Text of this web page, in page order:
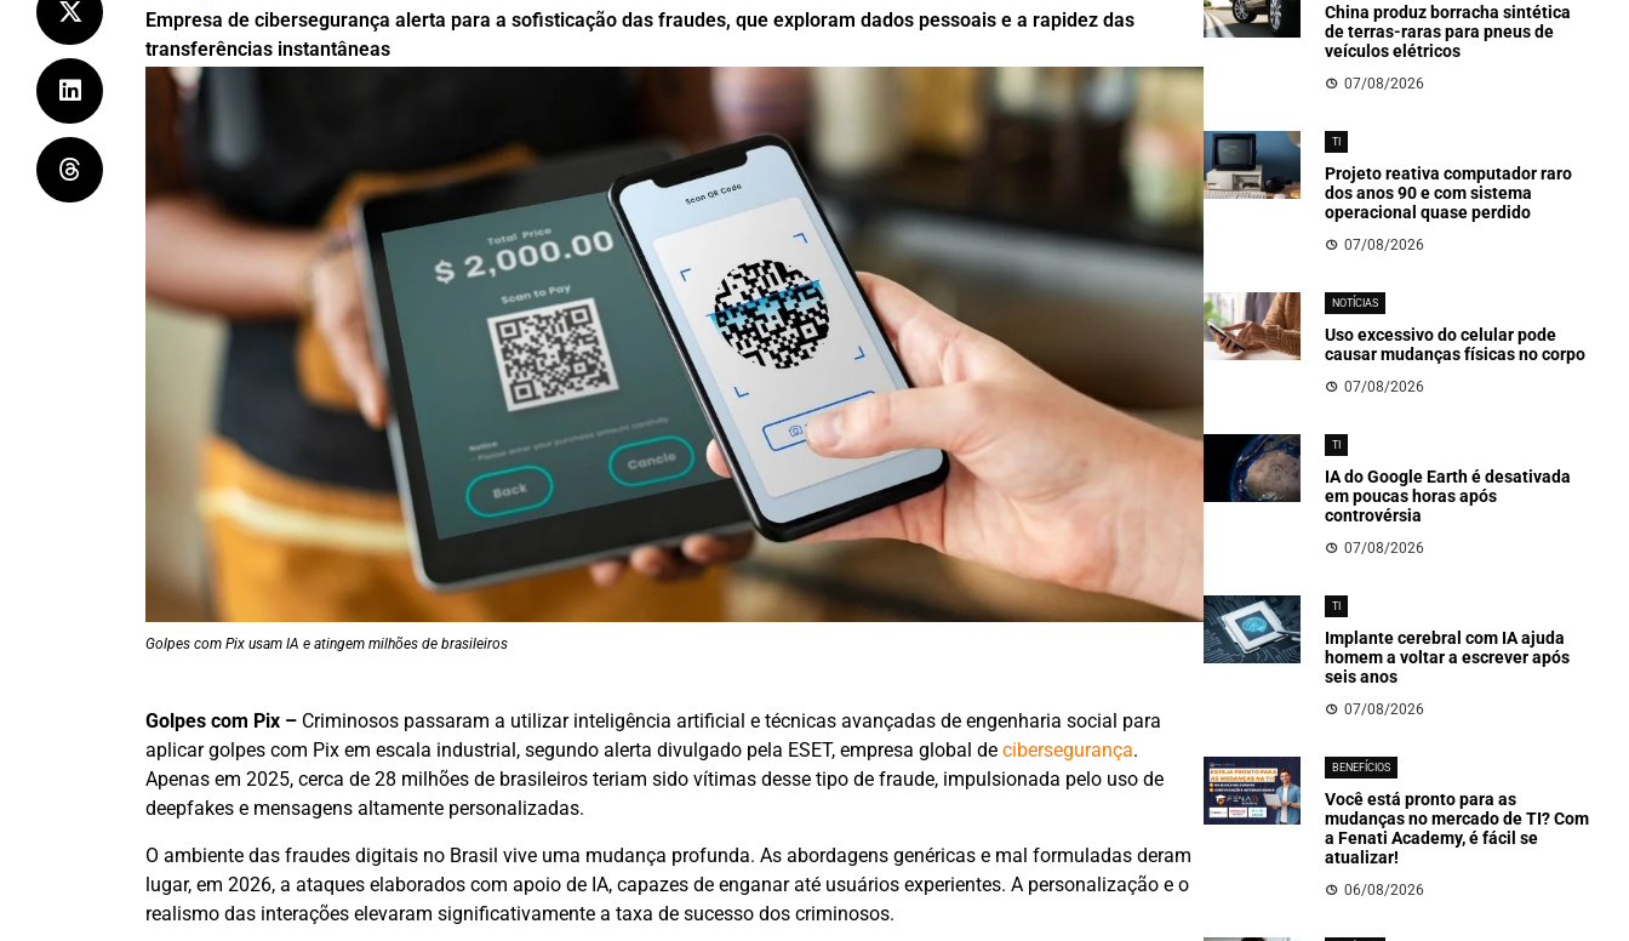
Empresa de cibersegurança alerta para a sofisticação das fraudes, que exploram dados pessoais e a rapidez das
transferências instantâneas
Golpes com Pix usam IA e atingem milhões de brasileiros
Golpes com Pix –Criminosos passaram a utilizar inteligência artificial e técnicas avançadas de engenharia social para
aplicar golpes com Pix em escala industrial, segundo alerta divulgado pela ESET, empresa global de cibersegurança.
Apenas em 2025, cerca de 28 milhões de brasileiros teriam sido vítimas desse tipo de fraude, impulsionada pelo uso de
deepfakes e mensagens altamente personalizadas.
O ambiente das fraudes digitais no Brasil vive uma mudança profunda. As abordagens genéricas e mal formuladas deram
lugar, em 2026, a ataques elaborados com apoio de IA, capazes de enganar até usuários experientes. A personalização e o
realismo das interações elevaram significativamente a taxa de sucesso dos criminosos.
China produz borracha sintética
de terras-raras para pneus de
veículos elétricos
07/08/2026
TI
Projeto reativa computador raro
dos anos 90 e com sistema
operacional quase perdido
07/08/2026
NOTÍCIAS
Uso excessivo do celular pode
causar mudanças físicas no corpo
07/08/2026
TI
IA do Google Earth é desativada
em poucas horas após
controvérsia
07/08/2026
TI
Implante cerebral com IA ajuda
homem a voltar a escrever após
seis anos
07/08/2026
BENEFÍCIOS
Você está pronto para as
mudanças no mercado de TI? Com
a Fenati Academy, é fácil se
atualizar!
06/08/2026